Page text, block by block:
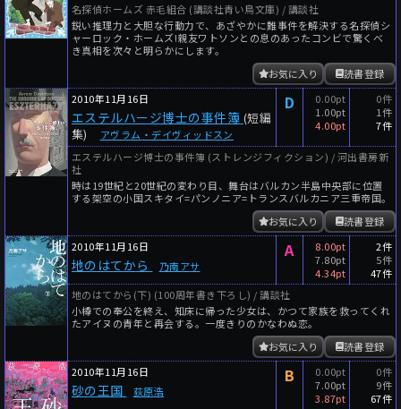
名探偵ホームズ 赤毛組合 (講談社青い鳥文庫) / 講談社
鋭い推理力と大胆な行動力で、あざやかに難事件を解決する名探偵シ
ャーロック・ホームズ!親友ワトソンとの息のあったコンビで驚くべ
き真相を次々と明らかにします。
読書登録
お気に入り
2010年11月16日
エステルハージ博士の事件簿 (短編
集)
アヴラム・デイヴィッドスン
D
0.00pt
1.00pt
4.00pt
0件
1件
7件
エステルハージ博士の事件簿 (ストレンジフィクション) / 河出書房新
社
時は19世紀と20世紀の変わり目、舞台はバルカン半島中央部に位置
する架空の小国スキタイ=パンノニア=トランスバルカニア三重帝国。
読書登録
お気に入り
2010年11月16日
地のはてから 乃南アサ
A
8.00pt
7.80pt
4.34pt
2件
5件
47件
地のはてから(下) (100周年書き下ろし) / 講談社
小樽での奉公を終え、知床に帰った少女は、かつて家族を救ってくれ
たアイヌの青年と再会する。一度きりのかなわぬ恋。
読書登録
お気に入り
2010年11月16日
砂の王国 荻原浩
B
0.00pt
7.00pt
3.87pt
0件
9件
67件